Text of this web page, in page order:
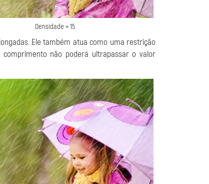
Densidade = 15
Ele também atua como uma restrição
não poderá ultrapassar o valor